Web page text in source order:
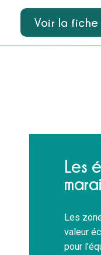
Voir la
Les
Les
valeur
pour